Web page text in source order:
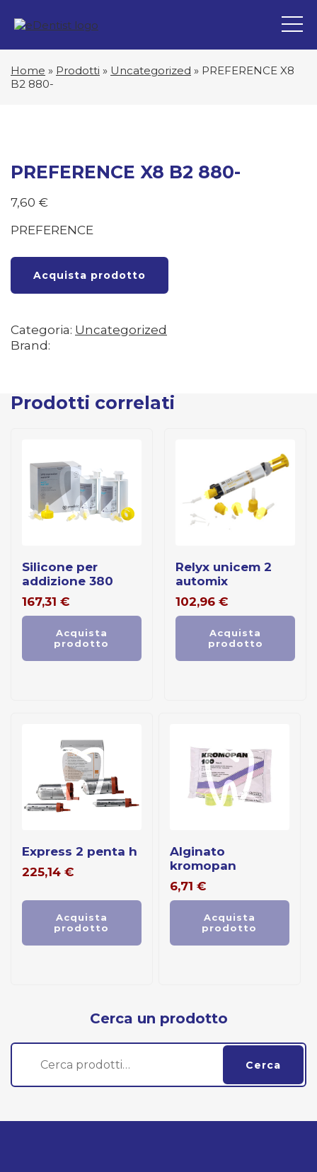
Home » Prodotti » Uncategorized » PREFERENCE X8
B2 880-
PREFERENCE X8 B2 880-
7,60 €
PREFERENCE
Acquista prodotto
Categoria: Uncategorized
Brand:
Prodotti correlati
silicone per
addizione 380
167,31 €
Acquista
prodotto
relyx unicem 2
automix
102,96 €
Acquista
prodotto
express 2 penta h
225,14 €
Acquista
prodotto
alginato
kromopan
6,71 €
Acquista
prodotto
Cerca un prodotto
Cerca:
Cerca